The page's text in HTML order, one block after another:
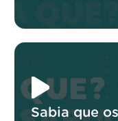
Sabia que